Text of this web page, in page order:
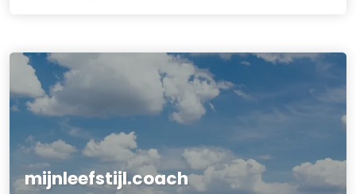
mijnleefstijl.coach